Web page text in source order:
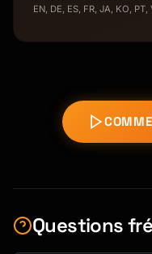
EN, DE, ES, FR, JA, KO, PT,
Questions